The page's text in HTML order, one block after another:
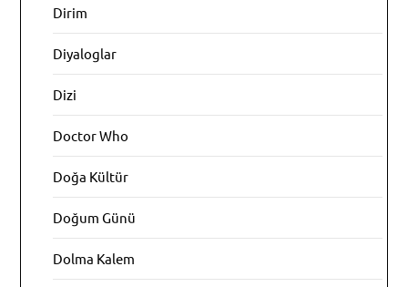
Dirim
Diyaloglar
Dizi
Doctor Who
Doğa Kültür
Doğum Günü
Dolma Kalem